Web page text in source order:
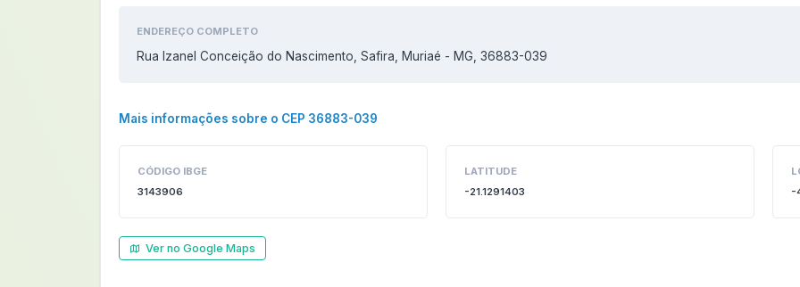
ENDEREÇO COMPLETO
Rua Izanel Conceição do Nascimento, Safira, Muriaé - MG, 36883-039
Mais informações sobre o CEP 36883-039
CÓDIGO IBGE
3143906
LATITUDE
-21.1291403
-
Ver no Google Maps